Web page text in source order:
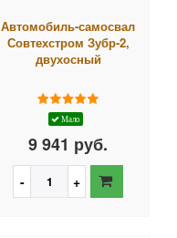
Автомобиль-самосвал
Совтехстром Зубр-2,
двухосный
Мало
9 941 руб.